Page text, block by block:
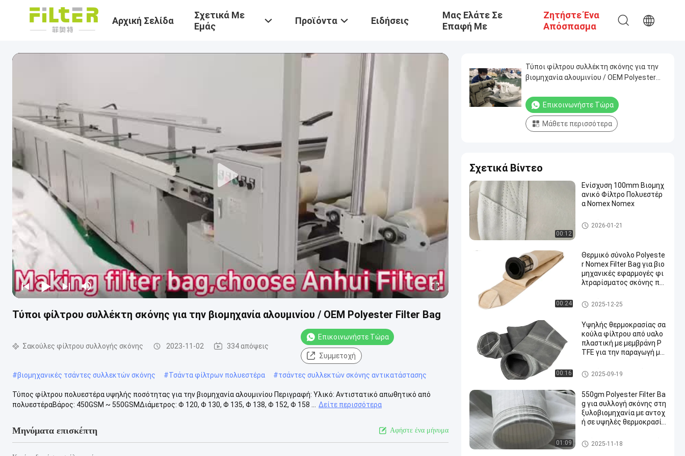
Αρχική Σελίδα
Σχετικά Με
Εμάς
Προϊόντα Ειδήσεις
Μας Ελάτε Σε
Επαφή Με
Ζητήστε Ένα
Απόσπασμα
Τύποι φίλτρου συλλέκτη σκόνης για την βιομηχανία αλουμινίου / OEM Polyester Filter Bag
Σακούλες φίλτρου συλλογής σκόνης 2023-11-02 334 απόψεις
Επικοινωνήστε Τώρα
Συμμετοχή
#βιομηχανικές τσάντες συλλεκτών σκόνης #Τσάντα φίλτρων πολυεστέρα #τσάντες συλλεκτών σκόνης αντικατάστασης
Τύπος φίλτρου πολυεστέρα υψηλής ποσότητας για την βιομηχανία αλουμινίου Περιγραφή: Υλικό: Αντιστατικό απωθητικό από
πολυεστέραΒάρος: 450GSM ~ 550GSMΔιάμετρος: Φ 120, Φ 130, Φ 135, Φ 138, Φ 152, Φ 158 ...
Δείτε περισσότερα
Μηνύματα επισκέπτη Αφήστε ένα μήνυμα
Τύποι φίλτρου συλλέκτη σκόνης για την
βιομηχανία αλουμινίου / OEM Polyester
Επικοινωνήστε Τώρα
Μάθετε περισσότερα
Σχετικά Βίντεο
00:12
Ενίσχυση 100mm Βιομηχ
ανικό Φίλτρο Πολυεστέρ
α Nomex Nomex
σακούλες φίλτρου υψηλής θ
ερμοκρασίας
2026-01-21
00:24
Θερμικό σύνολο Polyeste
r Nomex Filter Bag για βιο
μηχανικές εφαρμογές φι
λτραρίσματος σκόνης πρ
περατότητα αέρα και αντ
οχή σε υψηλές θερμοκρα
Σακούλες φίλτρου συλλογής
σκόνης
2025-12-25
00:16
Υψηλής θερμοκρασίας σα
κούλα φίλτρου από υαλο
πλαστική με μεμβράνη P
TFE για την παραγωγή μα
σακούλα φίλτρου από γυαλί ί
να
2025-09-19
01:09
550gm Polyester Filter Ba
g για συλλογή σκόνης στη
ξυλοβιομηχανία με αντοχ
ή σε υψηλές θερμοκρασίε
Τσάντα φίλτρων πολυεστέρ
α
2025-11-18